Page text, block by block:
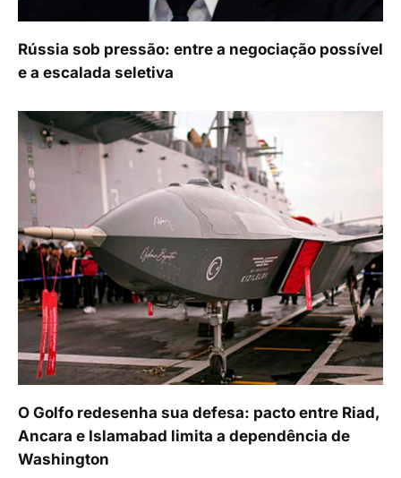
Rússia sob pressão: entre a negociação possível
e a escalada seletiva
O Golfo redesenha sua defesa: pacto entre Riad,
Ancara e Islamabad limita a dependência de
Washington